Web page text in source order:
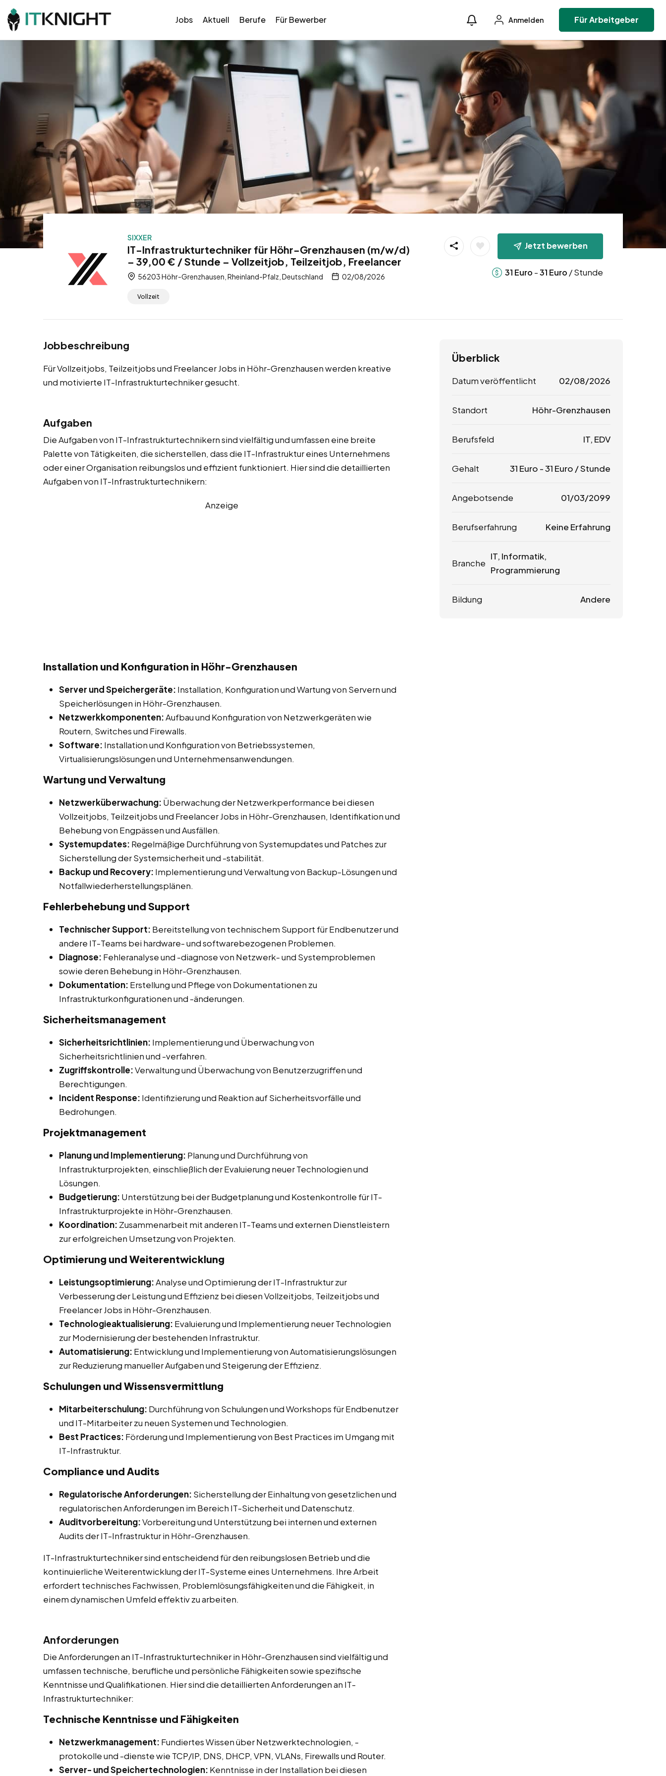
Jobs Aktuell Berufe Für Bewerber Anmelden Für Arbeitgeber
SIXXER
IT-Infrastrukturtechniker für Höhr-Grenzhausen (m/w/d)
– 39,00 € / Stunde – Vollzeitjob, Teilzeitjob, Freelancer
56203 Höhr-Grenzhausen, Rheinland-Pfalz, Deutschland 02/08/2026
Vollzeit
Jetzt bewerben
31 Euro -31 Euro / Stunde
Jobbeschreibung
Für Vollzeitjobs, Teilzeitjobs und Freelancer Jobs in Höhr-Grenzhausen werden kreative
und motivierte IT-Infrastrukturtechniker gesucht.
Aufgaben
Die Aufgaben von IT-Infrastrukturtechnikern sind vielfältig und umfassen eine breite
Palette von Tätigkeiten, die sicherstellen, dass die IT-Infrastruktur eines Unternehmens
oder einer Organisation reibungslos und effizient funktioniert. Hier sind die detaillierten
Aufgaben von IT-Infrastrukturtechnikern:
Anzeige
Installation und Konfiguration in Höhr-Grenzhausen
Server und Speichergeräte: Installation, Konfiguration und Wartung von Servern und
Speicherlösungen in Höhr-Grenzhausen.
Netzwerkkomponenten:Aufbau und Konfiguration von Netzwerkgeräten wie
Routern, Switches und Firewalls.
Software: Installation und Konfiguration von Betriebssystemen,
Virtualisierungslösungen und Unternehmensanwendungen.
Wartung und Verwaltung
Netzwerküberwachung: Überwachung der Netzwerkperformance bei diesen
Vollzeitjobs, Teilzeitjobs und Freelancer Jobs in Höhr-Grenzhausen, Identifikation und
Behebung von Engpässen und Ausfällen.
Systemupdates: Regelmäßige Durchführung von Systemupdates und Patches zur
Sicherstellung der Systemsicherheit und -stabilität.
Backup und Recovery: Implementierung und Verwaltung von Backup-Lösungen und
Notfallwiederherstellungsplänen.
Fehlerbehebung und Support
Technischer Support: Bereitstellung von technischem Support für Endbenutzer und
andere IT-Teams bei hardware- und softwarebezogenen Problemen.
Diagnose: Fehleranalyse und -diagnose von Netzwerk- und Systemproblemen
sowie deren Behebung in Höhr-Grenzhausen.
Dokumentation: Erstellung und Pflege von Dokumentationen zu
Infrastrukturkonfigurationen und -änderungen.
Sicherheitsmanagement
Sicherheitsrichtlinien: Implementierung und Überwachung von
Sicherheitsrichtlinien und -verfahren.
Zugriffskontrolle:Verwaltung und Überwachung von Benutzerzugriffen und
Berechtigungen.
Incident Response: Identifizierung und Reaktion auf Sicherheitsvorfälle und
Bedrohungen.
Projektmanagement
Planung und Implementierung: Planung und Durchführung von
Infrastrukturprojekten, einschließlich der Evaluierung neuer Technologien und
Lösungen.
Budgetierung: Unterstützung bei der Budgetplanung und Kostenkontrolle für IT-
Infrastrukturprojekte in Höhr-Grenzhausen.
Koordination: Zusammenarbeit mit anderen IT-Teams und externen Dienstleistern
zur erfolgreichen Umsetzung von Projekten.
Optimierung und Weiterentwicklung
Leistungsoptimierung:Analyse und Optimierung der IT-Infrastruktur zur
Verbesserung der Leistung und Effizienz bei diesen Vollzeitjobs, Teilzeitjobs und
Freelancer Jobs in Höhr-Grenzhausen.
Technologieaktualisierung: Evaluierung und Implementierung neuer Technologien
zur Modernisierung der bestehenden Infrastruktur.
Automatisierung: Entwicklung und Implementierung von Automatisierungslösungen
zur Reduzierung manueller Aufgaben und Steigerung der Effizienz.
Schulungen und Wissensvermittlung
Mitarbeiterschulung: Durchführung von Schulungen und Workshops für Endbenutzer
und IT-Mitarbeiter zu neuen Systemen und Technologien.
Best Practices: Förderung und Implementierung von Best Practices im Umgang mit
IT-Infrastruktur.
Compliance und Audits
Regulatorische Anforderungen: Sicherstellung der Einhaltung von gesetzlichen und
regulatorischen Anforderungen im Bereich IT-Sicherheit und Datenschutz.
Auditvorbereitung:Vorbereitung und Unterstützung bei internen und externen
Audits der IT-Infrastruktur in Höhr-Grenzhausen.
IT-Infrastrukturtechniker sind entscheidend für den reibungslosen Betrieb und die
kontinuierliche Weiterentwicklung der IT-Systeme eines Unternehmens. Ihre Arbeit
erfordert technisches Fachwissen, Problemlösungsfähigkeiten und die Fähigkeit, in
einem dynamischen Umfeld effektiv zu arbeiten.
Anforderungen
Die Anforderungen an IT-Infrastrukturtechniker in Höhr-Grenzhausen sind vielfältig und
umfassen technische, berufliche und persönliche Fähigkeiten sowie spezifische
Kenntnisse und Qualifikationen. Hier sind die detaillierten Anforderungen an IT-
Infrastrukturtechniker:
Technische Kenntnisse und Fähigkeiten
Netzwerkmanagement: Fundiertes Wissen über Netzwerktechnologien, -
protokolle und -dienste wie TCP/IP, DNS, DHCP, VPN, VLANs, Firewalls und Router.
Server- und Speichertechnologien: Kenntnisse in der Installation bei diesen
Überblick
Datum veröffentlicht 02/08/2026
Standort Höhr-Grenzhausen
Berufsfeld IT, EDV
Gehalt 31 Euro -31 Euro / Stunde
Angebotsende 01/03/2099
Berufserfahrung Keine Erfahrung
Branche
IT, Informatik,
Programmierung
Bildung Andere